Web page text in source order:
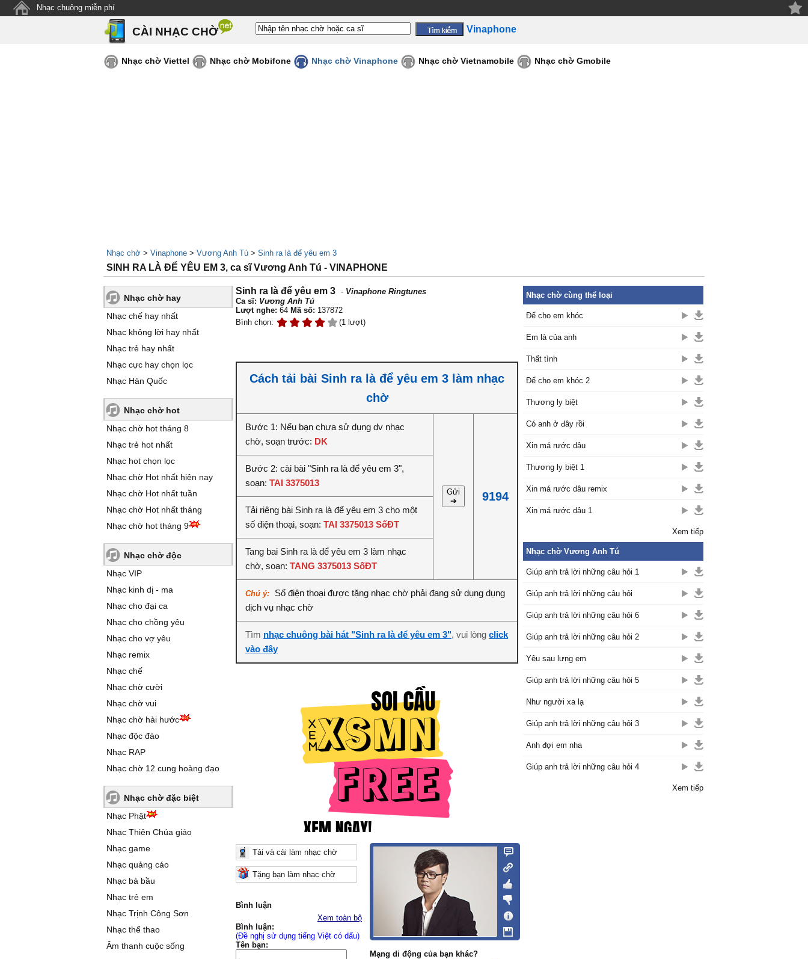
Nhạc chuông miễn phí
CÀI NHẠC CHỜ Vinaphone
Nhạc chờ Viettel Nhạc chờ Mobifone Nhạc chờ Vinaphone Nhạc chờ Vietnamobile Nhạc chờ Gmobile
Nhạc chờ > Vinaphone > Vương Anh Tú > Sinh ra là để yêu em 3
SINH RA LÀ ĐỂ YÊU EM 3, ca sĩ Vương Anh Tú - VINAPHONE
Nhạc chờ hay
Nhạc chế hay nhất
Nhạc không lời hay nhất
Nhạc trẻ hay nhất
Nhạc cực hay chọn lọc
Nhạc Hàn Quốc
Nhạc chờ hot
Nhạc chờ hot tháng 8
Nhạc trẻ hot nhất
Nhạc hot chọn lọc
Nhạc chờ Hot nhất hiện nay
Nhạc chờ Hot nhất tuần
Nhạc chờ Hot nhất tháng
Nhạc chờ hot tháng 9
Nhạc chờ độc
Nhạc VIP
Nhạc kinh dị - ma
Nhạc cho đại ca
Nhạc cho chồng yêu
Nhạc cho vợ yêu
Nhạc remix
Nhạc chế
Nhạc chờ cười
Nhạc chờ vui
Nhạc chờ hài hước
Nhạc độc đáo
Nhạc RAP
Nhạc chờ 12 cung hoàng đạo
Nhạc chờ đặc biệt
Nhạc Phật
Nhạc Thiên Chúa giáo
Nhạc game
Nhạc quảng cáo
Nhạc bà bầu
Nhạc trẻ em
Nhạc Trịnh Công Sơn
Nhạc thể thao
Âm thanh cuộc sống
Sinh ra là để yêu em 3 - Vinaphone Ringtunes
Ca sĩ: Vương Anh Tú
Lượt nghe: 64 Mã số: 137872
Bình chọn:
(1 lượt)
Cách tải bài Sinh ra là để yêu em 3 làm nhạc
chờ
Bước 1: Nếu bạn chưa sử dụng dv nhạc
chờ, soạn trước: DK
Gửi
➔
9194
Bước 2: cài bài "Sinh ra là để yêu em 3",
soạn: TAI 3375013
Tải riêng bài Sinh ra là để yêu em 3 cho một
số điện thoại, soạn: TAI 3375013 SốĐT
Tang bai Sinh ra là để yêu em 3 làm nhạc
chờ, soạn: TANG 3375013 SốĐT
Chú ý:
Số điện thoại được tặng nhạc chờ phải đang sử dụng dụng
dịch vụ nhạc chờ
Tìm nhạc chuông bài hát "Sinh ra là để yêu em 3", vui lòng click
vào đây
Tải và cài làm nhạc chờ
Tặng bạn làm nhạc chờ
Bình luận
Xem toàn bộ
Bình luận:
(Đề nghị sử dụng tiếng Việt có dấu)
Tên bạn:
Mạng di động của bạn khác?
Nhạc chờ cùng thể loại
Để cho em khóc
Em là của anh
Thất tình
Để cho em khóc 2
Thương ly biệt
Có anh ở đây rồi
Xin má rước dâu
Thương ly biệt 1
Xin má rước dâu remix
Xin má rước dâu 1
Xem tiếp
Nhạc chờ Vương Anh Tú
Giúp anh trả lời những câu hỏi 1
Giúp anh trả lời những câu hỏi
Giúp anh trả lời những câu hỏi 6
Giúp anh trả lời những câu hỏi 2
Yêu sau lưng em
Giúp anh trả lời những câu hỏi 5
Như người xa lạ
Giúp anh trả lời những câu hỏi 3
Anh đợi em nha
Giúp anh trả lời những câu hỏi 4
Xem tiếp